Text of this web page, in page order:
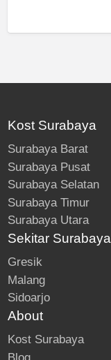
Kost Surabaya
Surabaya Barat
Surabaya Pusat
Surabaya Selatan
Surabaya Timur
Surabaya Utara
Sekitar Surabaya
Gresik
Malang
Sidoarjo
About
Kost Surabaya